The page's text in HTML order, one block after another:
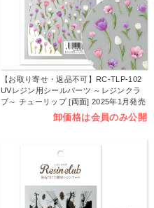
【お取り寄せ・返品不可】RC-TLP-102
UVレジン用シールパーツ ～レジンクラ
ブ～ チューリップ [両面] 2025年1月発売
卸価格は会員のみ公開